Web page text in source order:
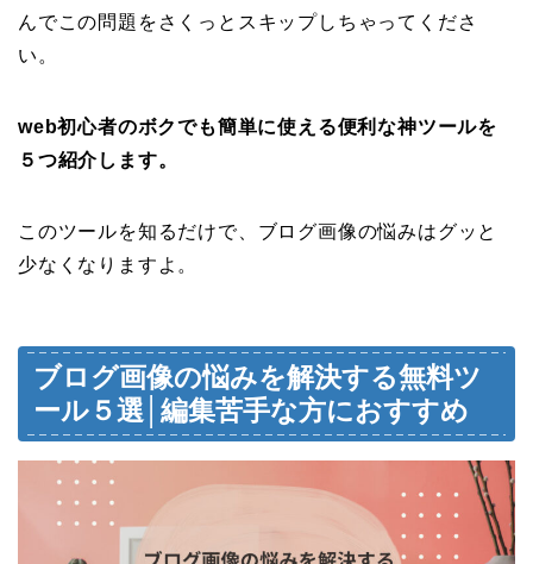
んでこの問題をさくっとスキップしちゃってくださ
い。
web初心者のボクでも簡単に使える便利な神ツールを
５つ紹介します。
このツールを知るだけで、ブログ画像の悩みはグッと
少なくなりますよ。
ブログ画像の悩みを解決する無料ツ
ール５選│編集苦手な方におすすめ